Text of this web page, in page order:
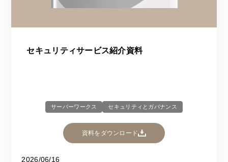
セキュリティサービス紹介資料
サーバーワークス セキュリティとガバナンス
資料をダウンロード
2026/06/16